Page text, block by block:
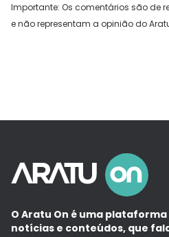
Importante: Os comentários são de
e não representam a opinião do
O Aratu On é uma
notícias e conteúdos, que